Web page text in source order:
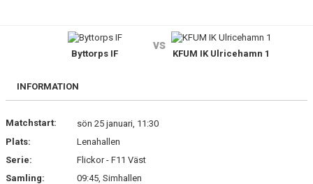
BILDGALLERI
KONTAKT
Byttorps IF
vs
KFUM IK Ulricehamn 1
INFORMATION
Matchstart:
sön 25 januari, 11:30
Plats:
Lenahallen
Serie:
Flickor - F11 Väst
Samling:
09:45, Simhallen